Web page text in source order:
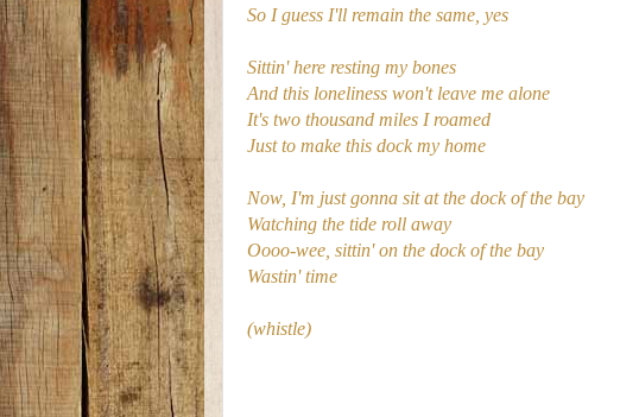
So I guess I'll remain the same, yes
Sittin' here resting my bones
And this loneliness won't leave me alone
It's two thousand miles I roamed
Just to make this dock my home
Now, I'm just gonna sit at the dock of the bay
Watching the tide roll away
Oooo-wee, sittin' on the dock of the bay
Wastin' time
(whistle)